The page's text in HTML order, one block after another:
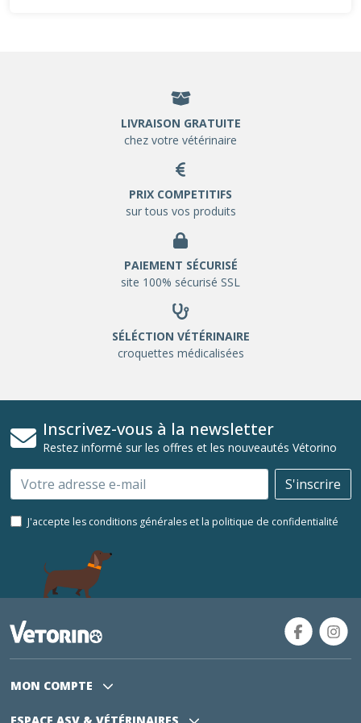
LIVRAISON GRATUITE
chez votre vétérinaire
PRIX COMPETITIFS
sur tous vos produits
PAIEMENT SÉCURISÉ
site 100% sécurisé SSL
SÉLÉCTION VÉTÉRINAIRE
croquettes médicalisées
Inscrivez-vous à la newsletter
Restez informé sur les offres et les nouveautés Vétorino
Email S'inscrire
J'accepte les conditions générales et la politique de confidentialité
MON COMPTE